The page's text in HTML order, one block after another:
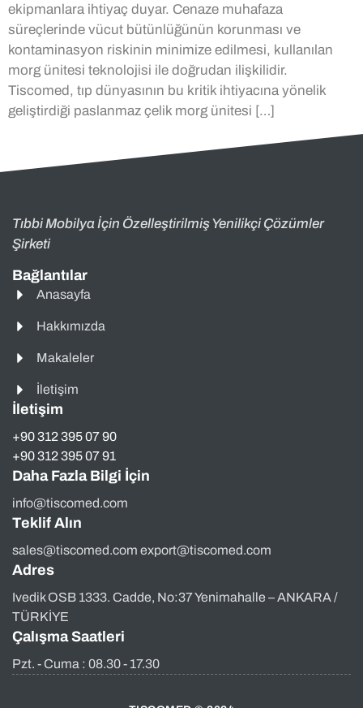
ekipmanlara ihtiyaç duyar. Cenaze muhafaza
süreçlerinde vücut bütünlüğünün korunması ve
kontaminasyon riskinin minimize edilmesi, kullanılan
morg ünitesi teknolojisi ile doğrudan ilişkilidir.
Tiscomed, tıp dünyasının bu kritik ihtiyacına yönelik
geliştirdiği paslanmaz çelik morg ünitesi […]
Tıbbi Mobilya İçin Özelleştirilmiş Yenilikçi Çözümler
Şirketi
Bağlantılar
Anasayfa
Hakkımızda
Makaleler
İletişim
İletişim
+90 312 395 07 90
+90 312 395 07 91
Daha Fazla Bilgi İçin
info@tiscomed.com
Teklif Alın
sales@tiscomed.com export@tiscomed.com
Adres
Ivedik OSB 1333. Cadde, No:37 Yenimahalle – ANKARA /
TÜRKİYE
Çalışma Saatleri
Pzt. - Cuma : 08.30 - 17.30